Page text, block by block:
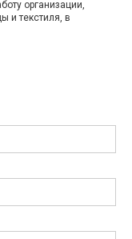
организации,
и текстиля, в